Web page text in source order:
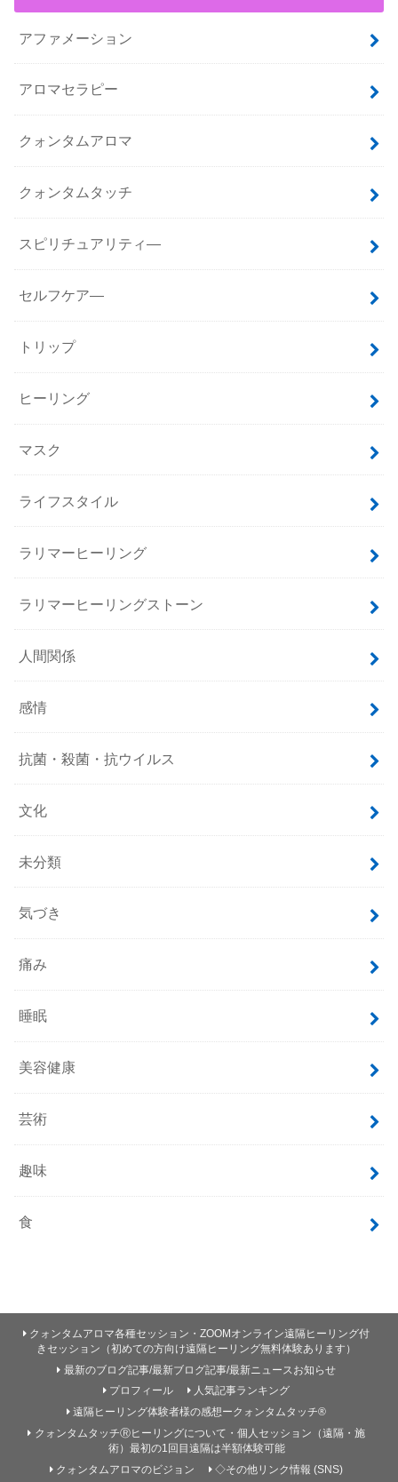
アファメーション
アロマセラピー
クォンタムアロマ
クォンタムタッチ
スピリチュアリティ―
セルフケア―
トリップ
ヒーリング
マスク
ライフスタイル
ラリマーヒーリング
ラリマーヒーリングストーン
人間関係
感情
抗菌・殺菌・抗ウイルス
文化
未分類
気づき
痛み
睡眠
美容健康
芸術
趣味
食
クォンタムアロマ各種セッション・ZOOMオンライン遠隔ヒーリング付
きセッション（初めての方向け遠隔ヒーリング無料体験あります）
最新のブログ記事/最新ブログ記事/最新ニュースお知らせ
プロフィール
人気記事ランキング
遠隔ヒーリング体験者様の感想ークォンタムタッチ®
クォンタムタッチⓇヒーリングについて・個人セッション（遠隔・施
術）最初の1回目遠隔は半額体験可能
クォンタムアロマのビジョン
◇その他リンク情報 (SNS)